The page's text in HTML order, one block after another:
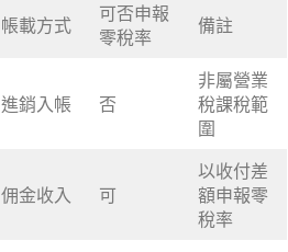
帳載方式
可否申報
零稅率
備註
進銷入帳 否
非屬營業
稅課稅範
圍
佣金收入 可
以收付差
額申報零
稅率